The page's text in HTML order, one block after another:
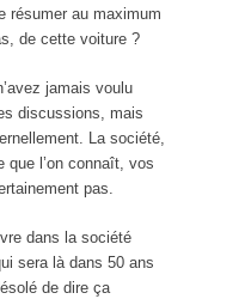
résumer au maximum
de cette voiture ?
jamais voulu
discussions, mais
La société,
que l’on connaît, vos
pas.
dans la société
sera là dans 50 ans
de dire ça